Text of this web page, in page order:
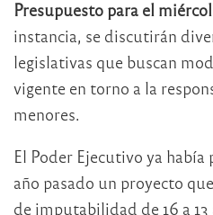
Presupuesto para el
instancia, se discutirán
legislativas que buscan
vigente en torno a la
menores.
El Poder Ejecutivo ya
año pasado un proyecto
de imputabilidad de 16 a